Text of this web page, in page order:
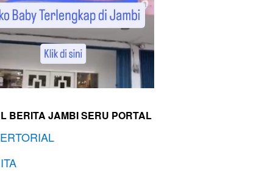
BERITA JAMBI SERU PORTAL